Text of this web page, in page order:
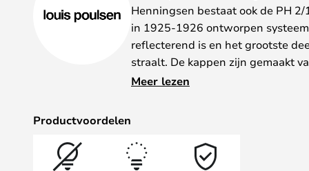
Henningsen bestaat ook de PH
in 1925-1926 ontworpen
reflecterend is en het grootste
straalt. De kappen zijn gemaakt
drielaags glas, dat aan de
Meer lezen
Productvoordelen